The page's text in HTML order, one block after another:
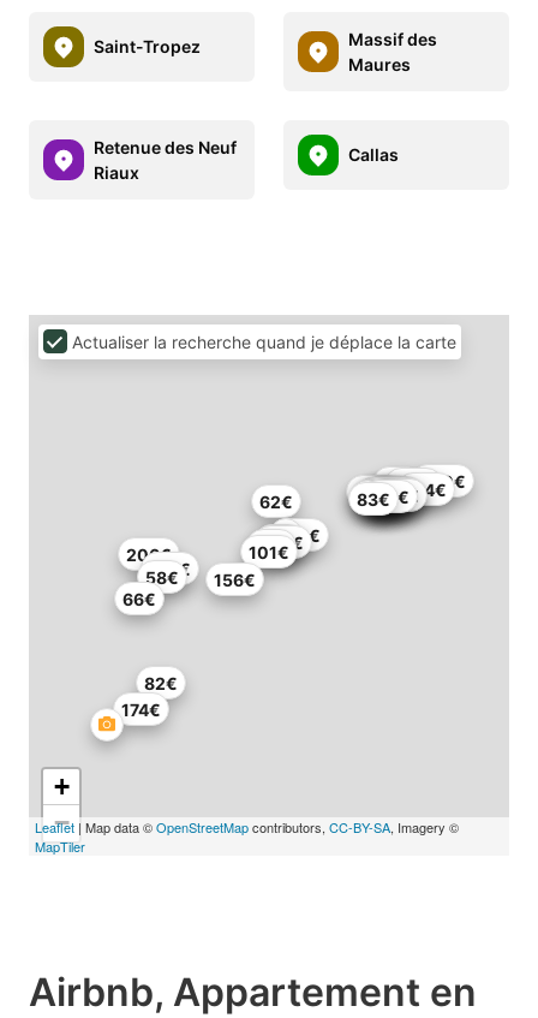
Saint-Tropez
Massif des
Maures
Retenue des Neuf
Riaux
Callas
99€
146€
174€
58€
82€
101€
160€
200€
45€
66€
98€
154€
143€
127€
101€
83€
60€246€
156€
120€
71€
79€
118€
124€
63€
62€
206€
198€
77€
166€
+
−
Leaflet | Map data ©OpenStreetMapcontributors, CC-BY-SA, Imagery ©
MapTiler
Actualiser la recherche quand je déplace la carte
Airbnb, Appartement en